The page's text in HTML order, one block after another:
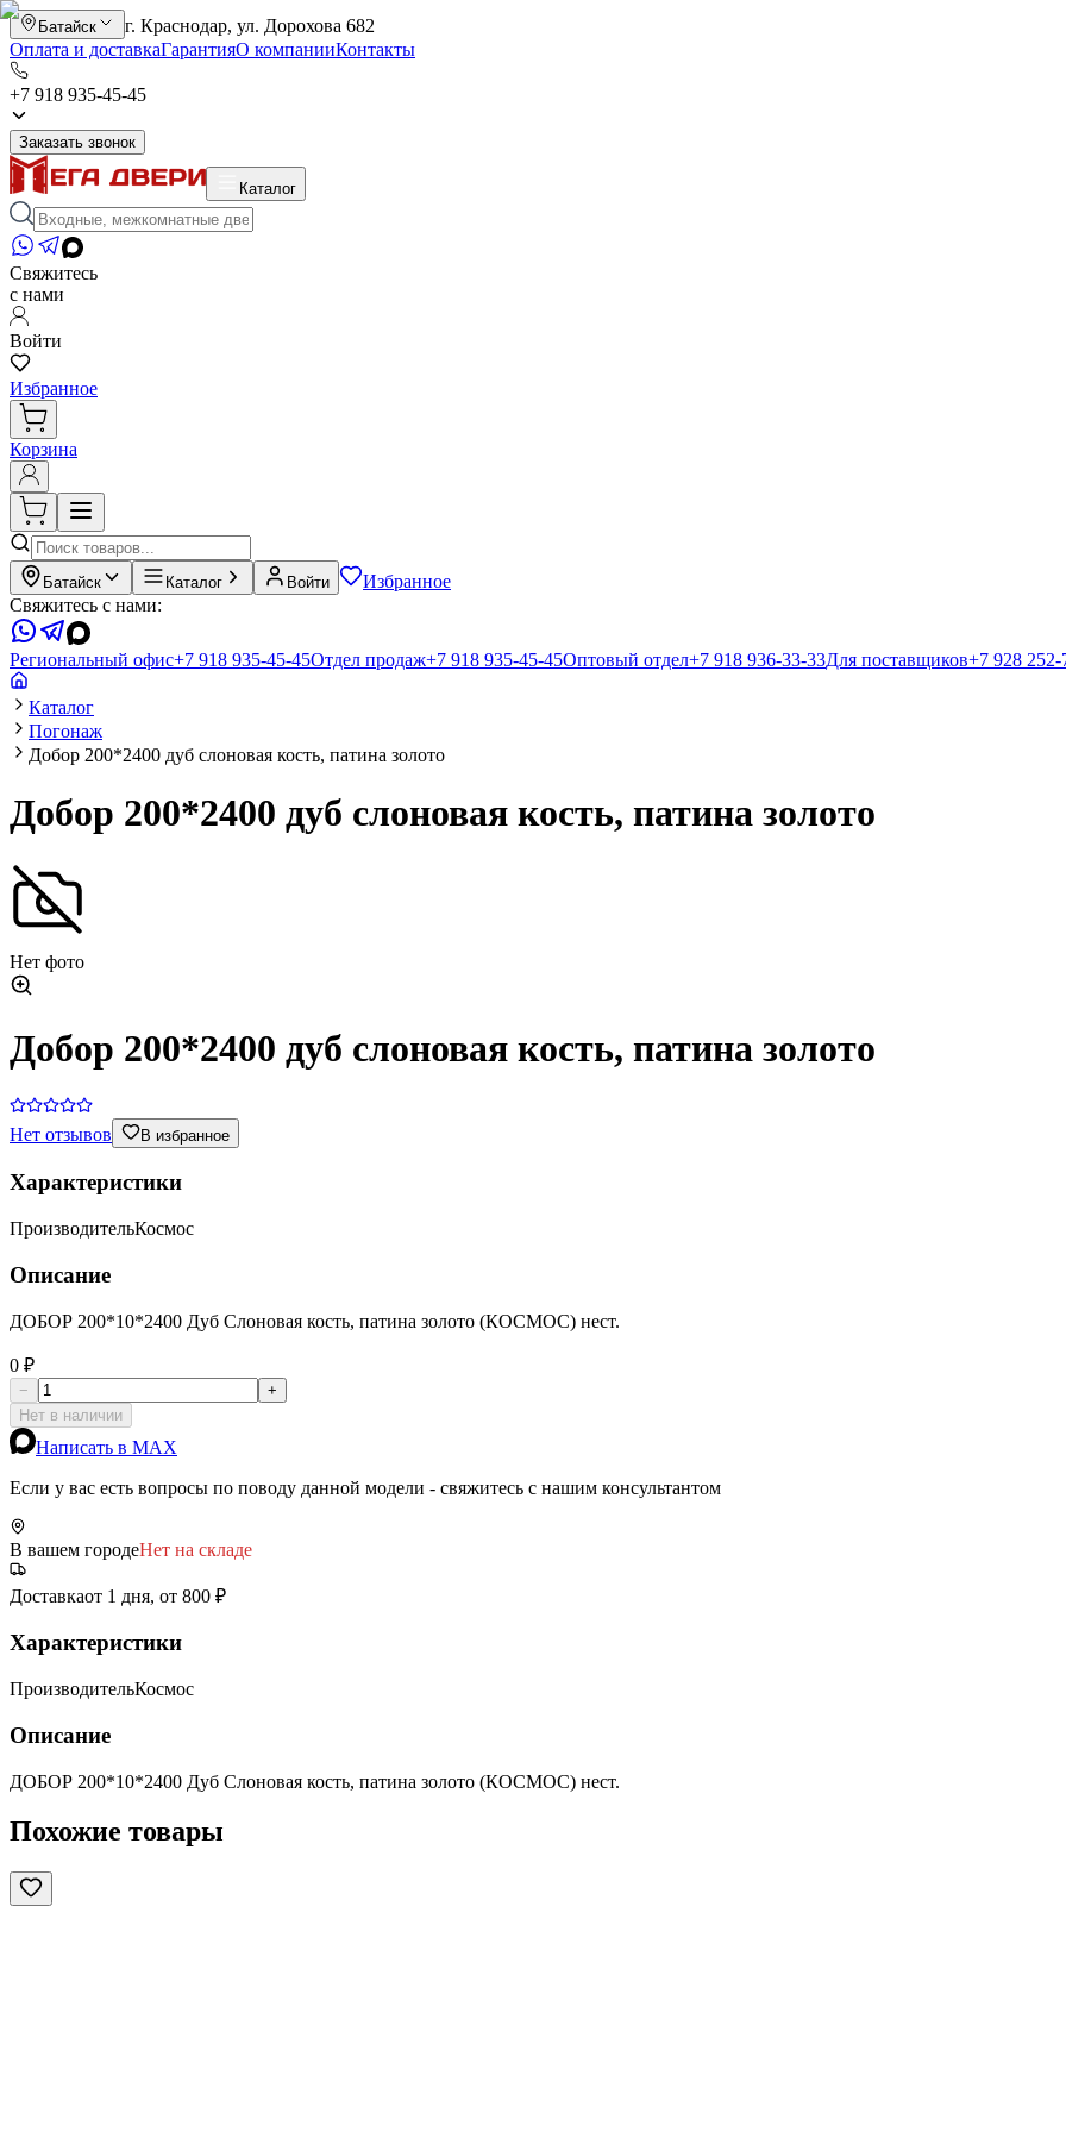
Батайск
г. Краснодар, ул. Дорохова 682
Оплата и доставкаГарантияО компанииКонтакты
+7 918 935-45-45
Заказать звонок
Каталог
Свяжитесь
с нами
Войти
Избранное
Корзина
Батайск Каталог Войти
Избранное
Свяжитесь с нами:
Региональный офис+7 918 935-45-45Отдел продаж+7 918 935-45-45Оптовый отдел+7 918 936-33-33Для поставщиков+7 928 252-
Каталог
Погонаж
Добор 200*2400 дуб слоновая кость, патина золото
Добор 200*2400 дуб слоновая кость, патина золото
Нет фото
Добор 200*2400 дуб слоновая кость, патина золото
Нет отзывов В избранное
Характеристики
ПроизводительКосмос
Описание
ДОБОР 200*10*2400 Дуб Слоновая кость, патина золото (КОСМОС) нест.
0 ₽
−
+
Нет в наличии
Написать в MAX
Если у вас есть вопросы по поводу данной модели - свяжитесь с нашим консультантом
В вашем городеНет на складе
Доставкаот 1 дня, от 800 ₽
Характеристики
ПроизводительКосмос
Описание
ДОБОР 200*10*2400 Дуб Слоновая кость, патина золото (КОСМОС) нест.
Похожие товары